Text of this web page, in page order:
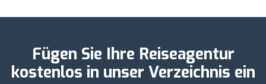
Fügen Sie Ihre Reiseagentur
kostenlos in unser Verzeichnis ein